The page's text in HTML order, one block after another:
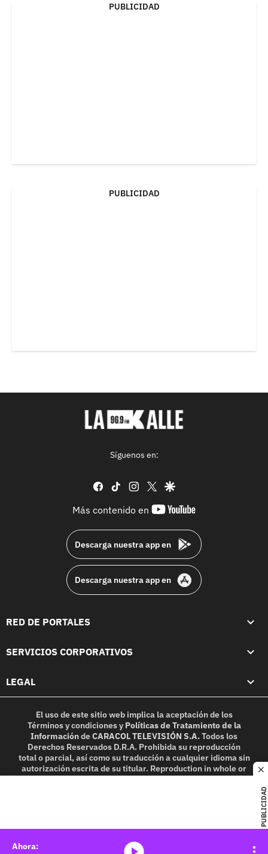
PUBLICIDAD
PUBLICIDAD
PUBLICIDAD
Síguenos en:
facebook
tiktok instagram
twittergoogle
Más contenido en
youtube-
Descarga nuestra app en
Descarga nuestra app en
RED DE PORTALES
SERVICIOS CORPORATIVOS
LEGAL
El uso de este sitio web implica la aceptación de los
Términos y condicionesy Políticas de Tratamiento de la
InformacióndeCARACOL TELEVISIÓN S.A.Todos los
Derechos Reservados D.R.A. Prohibida su reproducción
total o parcial, así como su traducción a cualquier idioma sin
autorización escrita de su titular. Reproduction in whole or